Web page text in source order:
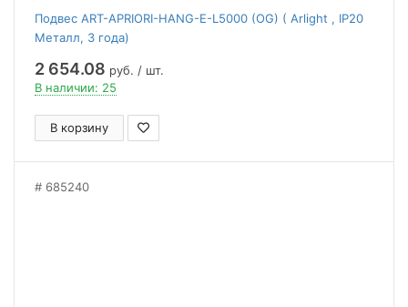
Подвес ART-APRIORI-HANG-E-L5000 (OG) ( Arlight , IP20
Металл, 3 года)
2 654.08 руб. / шт.
В наличии: 25
В корзину
685240